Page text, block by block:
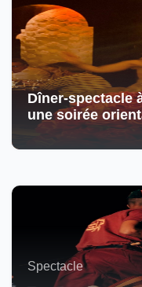
Dîner-spectacle
une soirée
Spectacle